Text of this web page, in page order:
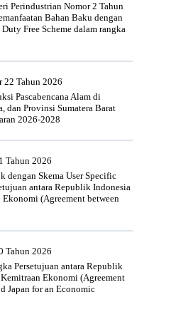
Perindustrian Nomor 2 Tahun
Bahan Baku dengan
Free Scheme dalam rangka
22 Tahun 2026
Pascabencana Alam di
dan Provinsi Sumatera Barat
2026-2028
Tahun 2026
dengan Skema User Specific
antara Republik Indonesia
Ekonomi (Agreement between
Tahun 2026
Persetujuan antara Republik
Ekonomi (Agreement
Japan for an Economic